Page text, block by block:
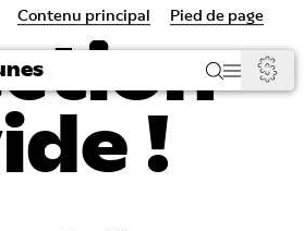
Contenu principal Pied de page
!